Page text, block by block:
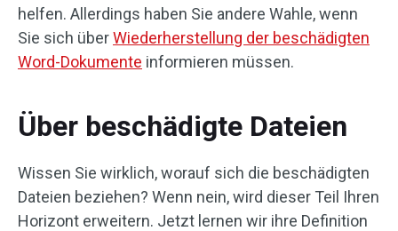
helfen. Allerdings haben Sie andere Wahle, wenn
Sie sich überWiederherstellung der beschädigten
Word-Dokumente informieren müssen.
Über beschädigte Dateien
Wissen Sie wirklich, worauf sich die beschädigten
Dateien beziehen? Wenn nein, wird dieser Teil Ihren
Horizont erweitern. Jetzt lernen wir ihre Definition